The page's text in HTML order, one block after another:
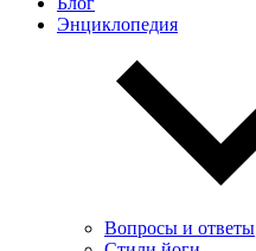
Энциклопедия
Вопросы и ответы